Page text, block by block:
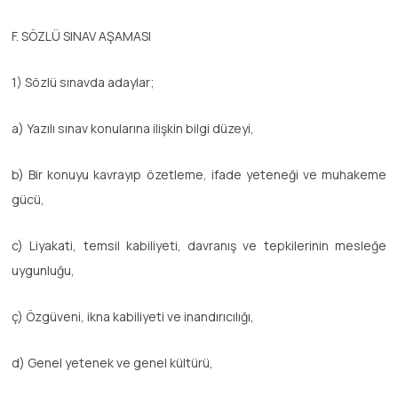
F. SÖZLÜ SINAV AŞAMASI
1) Sözlü sınavda adaylar;
a) Yazılı sınav konularına ilişkin bilgi düzeyi,
b) Bir konuyu kavrayıp özetleme, ifade yeteneği ve muhakeme
gücü,
c) Liyakati, temsil kabiliyeti, davranış ve tepkilerinin mesleğe
uygunluğu,
ç) Özgüveni, ikna kabiliyeti ve inandırıcılığı,
d) Genel yetenek ve genel kültürü,